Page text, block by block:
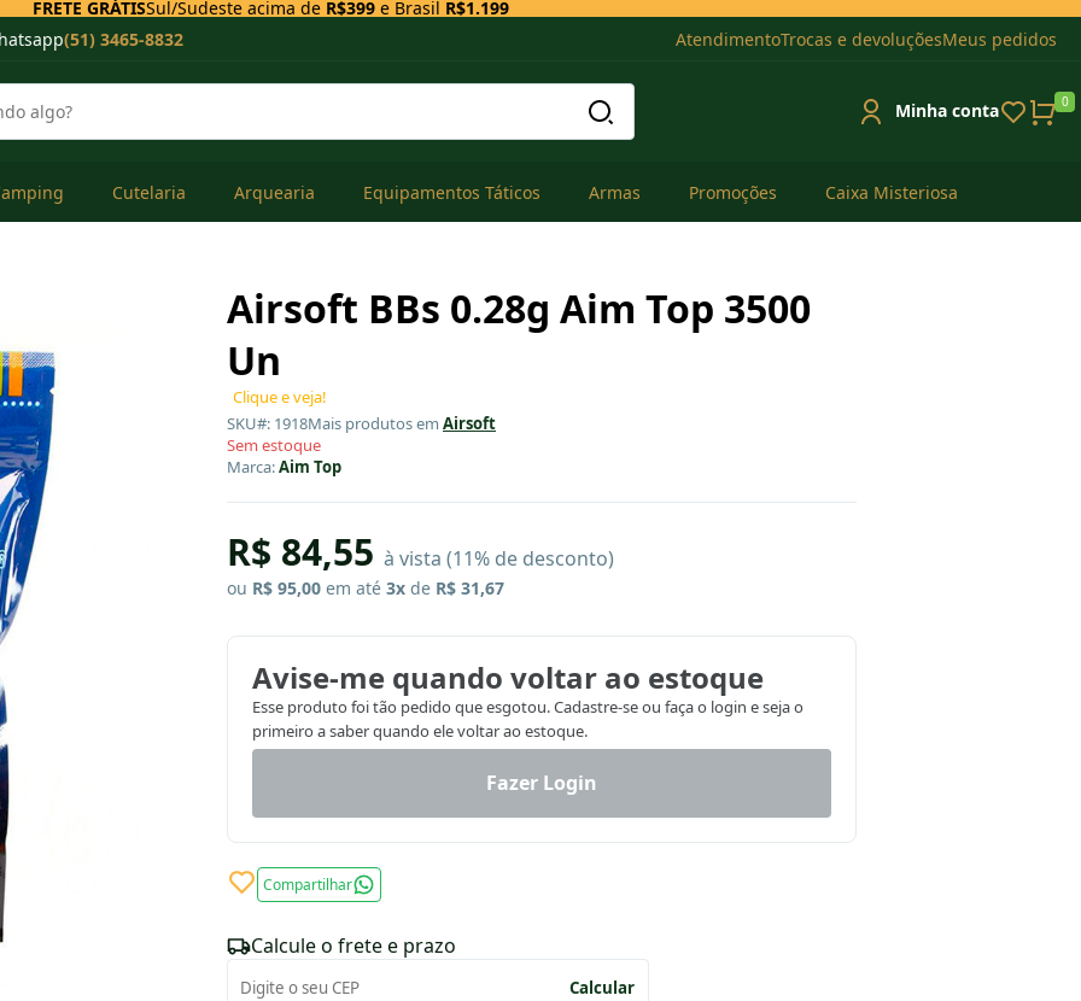
FRETE GRÁTISSul/Sudeste acima de R$399e Brasil R$1.199
(51) 3465-8832 AtendimentoTrocas e devoluçõesMeus pedidos
Minha conta 0
Cutelaria Arquearia Equipamentos Táticos Armas Promoções Caixa Misteriosa
Airsoft BBs 0.28g Aim Top 3500
Un
Clique e veja!
SKU#: 1918Mais produtos em Airsoft
Sem estoque
Marca:Aim Top
R$ 84,55 à vista (11% de desconto)
ou R$ 95,00 em até 3x de R$ 31,67
Avise-me quando voltar ao estoque
Esse produto foi tão pedido que esgotou. Cadastre-se ou faça o login e seja o
primeiro a saber quando ele voltar ao estoque.
Fazer Login
Compartilhar
Calcule o frete e prazo
Calcular